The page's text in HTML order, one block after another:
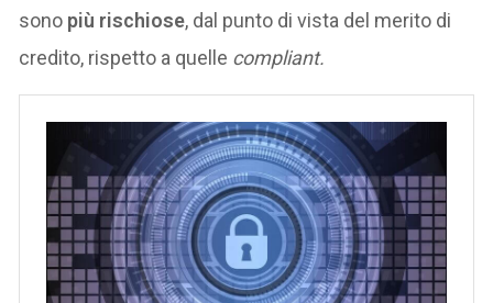
sono più rischiose, dal punto di vista del merito di
credito, rispetto a quelle compliant.